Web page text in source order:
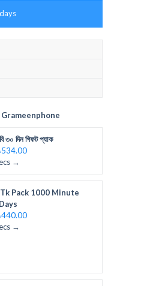
Grameenphone
৩০ দিন গিফট প্যাক
→
Pack 1000 Minute
→